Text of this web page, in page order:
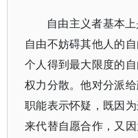
自由主义者基本
自由不妨碍其他人的
个人得到最大限度的
权力分散。他对分派
职能表示怀疑，既因
来代替自愿合作，又